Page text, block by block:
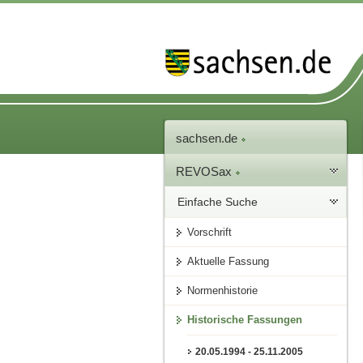
sachsen.de
REVOSax
Einfache Suche
Vorschrift
Aktuelle Fassung
Normenhistorie
Historische Fassungen
20.05.1994 - 25.11.2005